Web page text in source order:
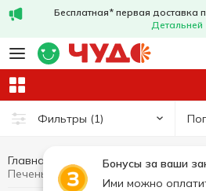
Бесплатная* первая доставка
Детальней
Фильтры (1)
Бонусы за ваши
Ими можно
Главная Сладости